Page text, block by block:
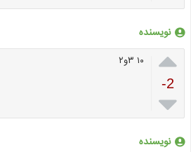
نویسنده

-2

۱۰ ۳و۲
نویسنده